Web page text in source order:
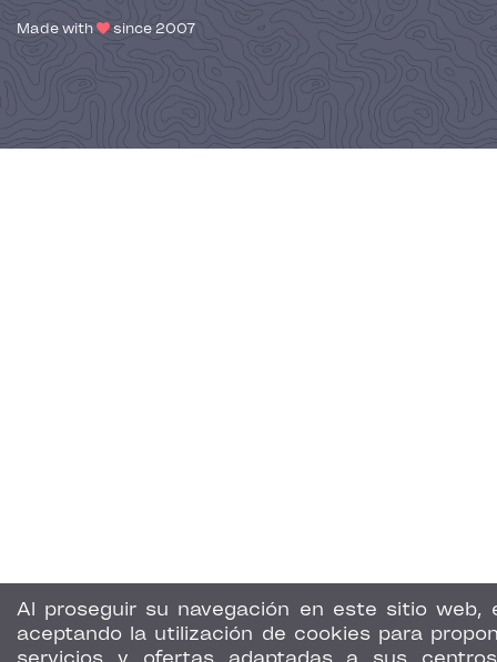
Al proseguir su navegación en este sitio web,
aceptando la utilización de cookies para
servicios y ofertas adaptadas a sus
Made with since 2007